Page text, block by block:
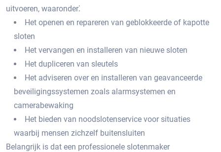
uitvoeren, waaronder⁚
Het openen en repareren van geblokkeerde of kapotte
sloten
Het vervangen en installeren van nieuwe sloten
Het dupliceren van sleutels
Het adviseren over en installeren van geavanceerde
beveiligingssystemen zoals alarmsystemen en
camerabewaking
Het bieden van noodslotenservice voor situaties
waarbij mensen zichzelf buitensluiten
Belangrijk is dat een professionele slotenmaker